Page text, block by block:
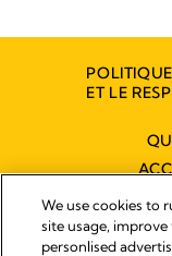
ET LE
We use cookies to
site usage,
personlised